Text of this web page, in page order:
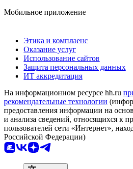
Мобильное приложение
Этика и комплаенс
Оказание услуг
Использование сайтов
Защита персональных данных
ИТ аккредитация
На информационном ресурсе hh.ru
рекомендательные технологии
предоставления информации на
и анализа сведений, относящихся к
пользователей сети «Интернет»,
Российской Федерации)